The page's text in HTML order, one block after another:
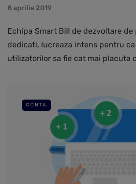
8 aprilie 2019
Echipa Smart Bill de dezvoltare
dedicati, lucreaza intens pentru
utilizatorilor sa fie cat mai placuta
CONTA